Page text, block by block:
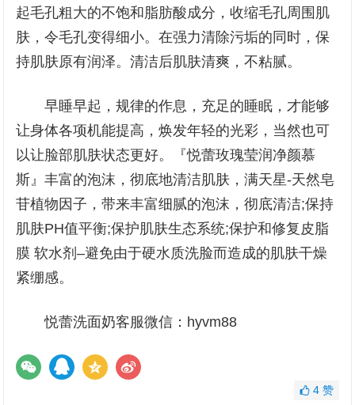
起毛孔粗大的不饱和脂肪酸成分，收缩毛孔周围肌
肤，令毛孔变得细小。在强力清除污垢的同时，保
持肌肤原有润泽。清洁后肌肤清爽，不粘腻。
早睡早起，规律的作息，充足的睡眠，才能够
让身体各项机能提高，焕发年轻的光彩，当然也可
以让脸部肌肤状态更好。『悦蕾玫瑰莹润净颜慕
斯』丰富的泡沫，彻底地清洁肌肤，满天星-天然皂
苷植物因子，带来丰富细腻的泡沫，彻底清洁;保持
肌肤PH值平衡;保护肌肤生态系统;保护和修复皮脂
膜 软水剂–避免由于硬水质洗脸而造成的肌肤干燥
紧绷感。
悦蕾洗面奶客服微信：hyvm88
4 赞